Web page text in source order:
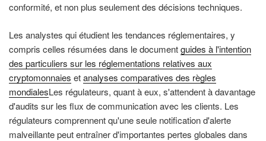
conformité, et non plus seulement des décisions techniques.
Les analystes qui étudient les tendances réglementaires, y
compris celles résumées dans le documentguides à l'intention
des particuliers sur les réglementations relatives aux
cryptomonnaies etanalyses comparatives des règles
mondialesLes régulateurs, quant à eux, s'attendent à davantage
d'audits sur les flux de communication avec les clients. Les
régulateurs comprennent qu'une seule notification d'alerte
malveillante peut entraîner d'importantes pertes globales dans